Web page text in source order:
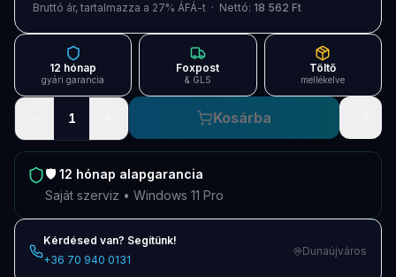
Szolgáltatások
Új termékek
Keresés
Bruttó ár, tartalmazza a 27% ÁFÁ-t · Nettó: 18 562 Ft
12 hónap
gyári garancia
Foxpost
& GLS
Töltő
mellékelve
1 Kosárba
🛡️12 hónap alapgarancia
Saját szerviz • Windows 11 Pro
Kérdésed van? Segítünk!
+36 70 940 0131
Dunaújváros